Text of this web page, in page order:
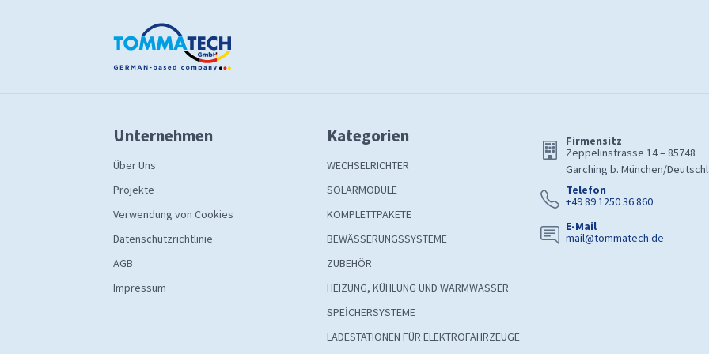
Unternehmen
Über Uns
Projekte
Verwendung von Cookies
Datenschutzrichtlinie
AGB
Impressum
Kategorien
WECHSELRICHTER
SOLARMODULE
KOMPLETTPAKETE
BEWÄSSERUNGSSYSTEME
ZUBEHÖR
HEIZUNG, KÜHLUNG UND WARMWASSER
SPEİCHERSYSTEME
LADESTATIONEN FÜR ELEKTROFAHRZEUGE
Firmensitz
Zeppelinstrasse 14 – 85748
Garching b. München/
Telefon
+49 89 1250 36 860
E-Mail
mail@tommatech.de